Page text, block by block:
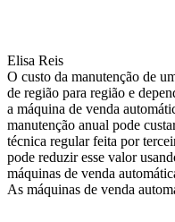
Elisa Reis
O custo da manutenção de
de região para região e
a máquina de venda
manutenção anual pode
técnica regular feita por
pode reduzir esse valor
máquinas de venda
As máquinas de venda